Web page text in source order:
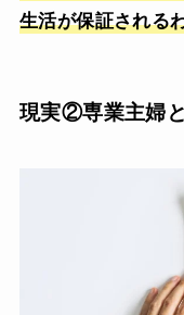
生活が保証される
現実②専業主婦